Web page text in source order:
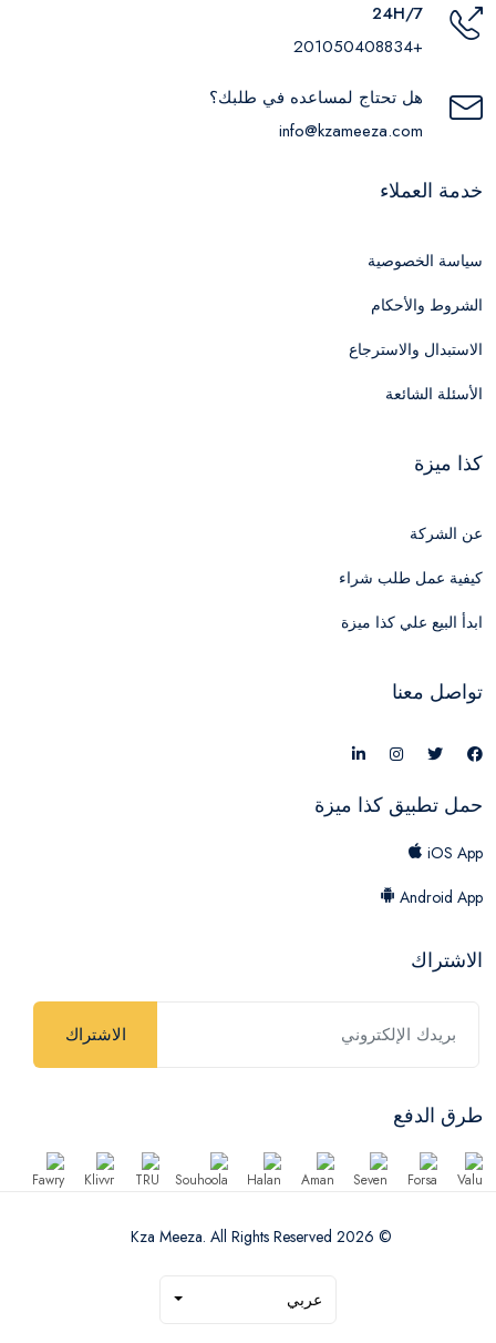
24H/7
+201050408834
هل تحتاج لمساعده في طلبك؟
info@kzameeza.com
خدمة العملاء
سياسة الخصوصية
الشروط والأحكام
الاستبدال والاسترجاع
الأسئلة الشائعة
كذا ميزة
عن الشركة
كيفية عمل طلب شراء
ابدأ البيع علي كذا ميزة
تواصل معنا
حمل تطبيق كذا ميزة
iOS App
Android App
الاشتراك
الاشتراك
طرق الدفع
© 2026 Kza Meeza. All Rights Reserved
عربي